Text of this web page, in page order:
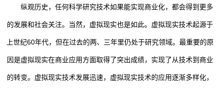
纵观历史，任何科学研究技术如果能实现商业化，都会得到更多
的发展和社会关注。当然，虚拟现实也是如此。虚拟现实技术起源于
上世纪60年代，但在过去的两、三年里仍处于研究领域。最重要的原
因是虚拟现实在商业应用方面取得了突出成绩，实现了从技术到商业
的转变。虚拟现实技术发展迅速，虚拟现实技术的应用逐渐多样化，